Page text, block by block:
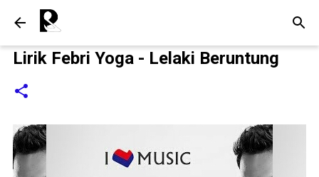
Lirik Febri Yoga - Lelaki Beruntung